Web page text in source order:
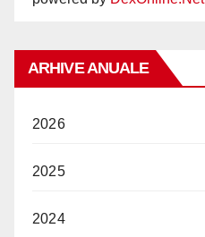
ARHIVE ANUALE
2026
2025
2024